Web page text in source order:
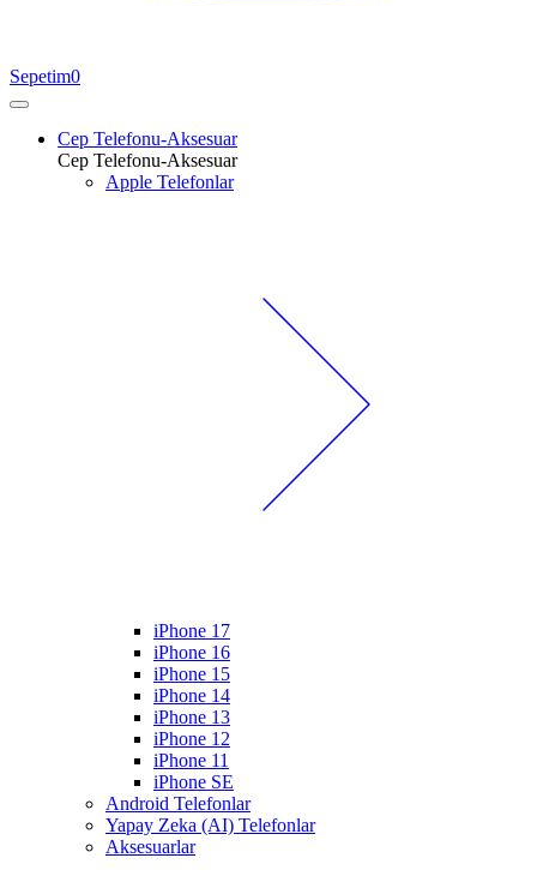
Sepetim0
Cep Telefonu-Aksesuar
Cep Telefonu-Aksesuar
Apple Telefonlar
iPhone 17
iPhone 16
iPhone 15
iPhone 14
iPhone 13
iPhone 12
iPhone 11
iPhone SE
Android Telefonlar
Yapay Zeka (AI) Telefonlar
Aksesuarlar